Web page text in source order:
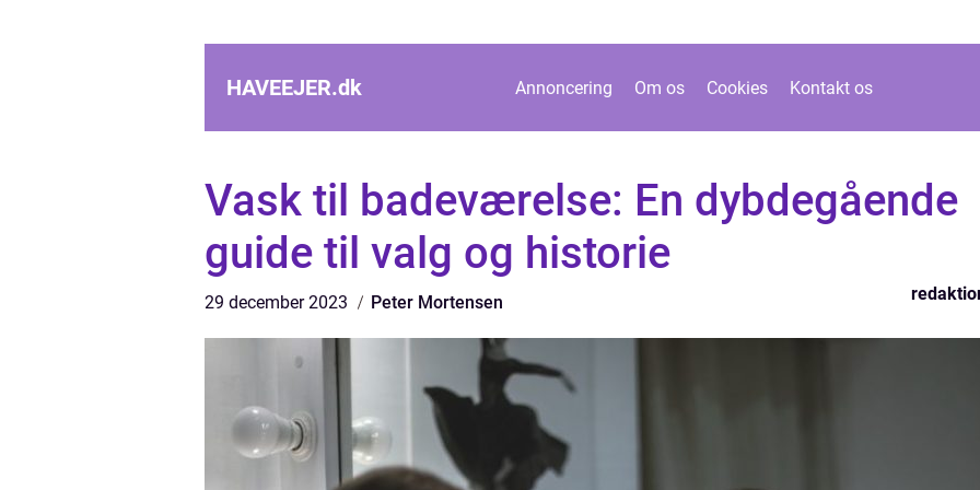
HAVEEJER.dk Annoncering Om os Cookies Kontakt os
Vask til badeværelse: En dybdegående
guide til valg og historie
29 december 2023 Peter Mortensen